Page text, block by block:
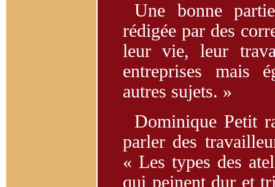
Une bonne
rédigée par des
leur vie, leur
entreprises mais
autres sujets. »
Dominique Petit
parler des
« Les types des
qui peinent dur et